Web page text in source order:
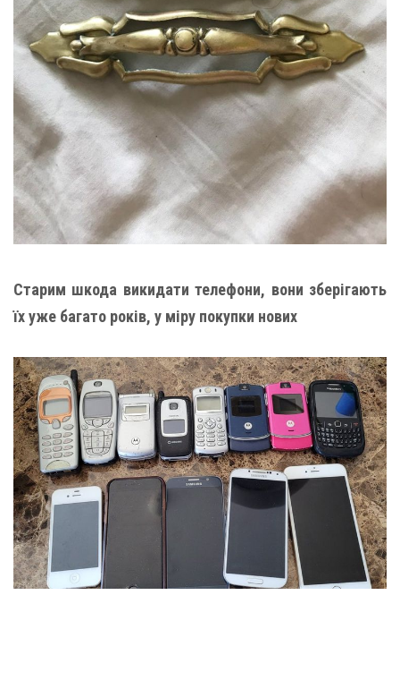
Старим шкода викидати телефони, вони зберігають
їх уже багато років, у міру покупки нових